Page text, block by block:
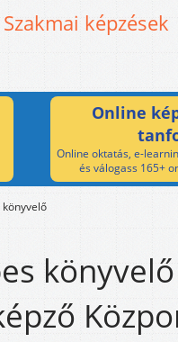
Szakmai képzések
Online
Online oktatás, e-
és válogass 165+
könyvelő